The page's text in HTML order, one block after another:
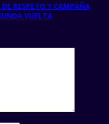
RESPETO Y CAMPAÑA
VUELTA